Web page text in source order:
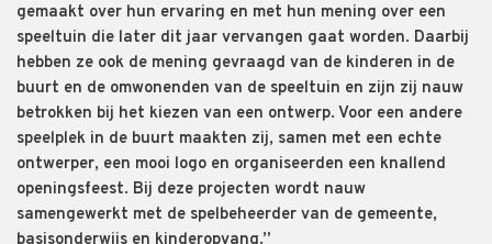
gemaakt over hun ervaring en met hun mening over een
speeltuin die later dit jaar vervangen gaat worden. Daarbij
hebben ze ook de mening gevraagd van de kinderen in de
buurt en de omwonenden van de speeltuin en zijn zij nauw
betrokken bij het kiezen van een ontwerp. Voor een andere
speelplek in de buurt maakten zij, samen met een echte
ontwerper, een mooi logo en organiseerden een knallend
openingsfeest. Bij deze projecten wordt nauw
samengewerkt met de spelbeheerder van de gemeente,